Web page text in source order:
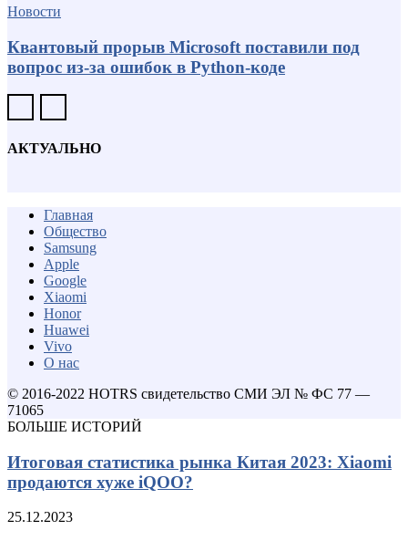
Новости
Квантовый прорыв Microsoft поставили под
вопрос из-за ошибок в Python-коде
АКТУАЛЬНО
Главная
Общество
Samsung
Apple
Google
Xiaomi
Honor
Huawei
Vivo
О нас
© 2016-2022 HOTRS свидетельство СМИ ЭЛ № ФС 77 —
71065
БОЛЬШЕ ИСТОРИЙ
Итоговая статистика рынка Китая 2023: Xiaomi
продаются хуже iQOO?
25.12.2023